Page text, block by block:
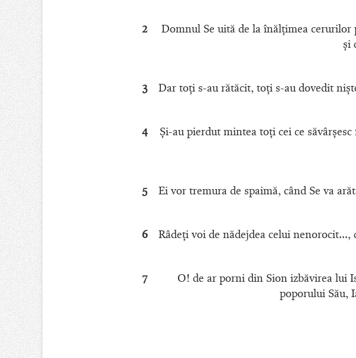
2
Domnul Se uită de la înălţimea cerurilor
şi
3 Dar toţi s-au rătăcit, toţi s-au dovedit
4
Şi-au pierdut mintea toţi cei ce
5 Ei vor tremura de spaimă, când Se va
6 Râdeţi voi de nădejdea celui nenorocit…,
7
O! de ar porni din Sion izbăvirea lui
poporului Său,